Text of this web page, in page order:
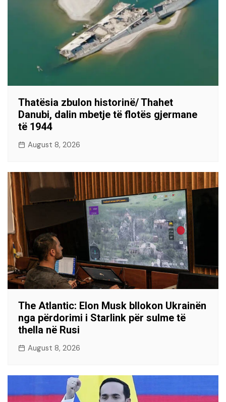
Thatësia zbulon historinë/ Thahet
Danubi, dalin mbetje të flotës gjermane
të 1944
August 8, 2026
The Atlantic: Elon Musk bllokon Ukrainën
nga përdorimi i Starlink për sulme të
thella në Rusi
August 8, 2026